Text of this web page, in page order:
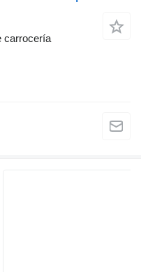
carrocería